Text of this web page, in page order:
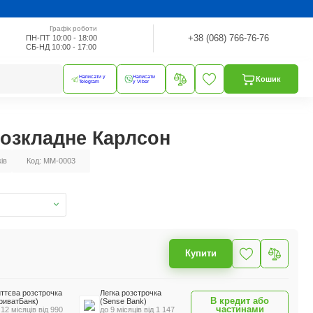
Графік роботи
ПН-ПТ 10:00 - 18:00
СБ-НД 10:00 - 17:00
+38 (068) 766-76-76
Написати у
Telegram
Написати
у Viber
Кошик
Карлсон
Код: MM-0003
Купити
розстрочка
місяців від 990
Легка розстрочка
(Sense Bank)
до 9 місяців від 1 147
В кредит або
частинами